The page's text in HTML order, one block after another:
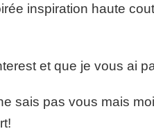
inspiration haute
et que je vous ai
sais pas vous mais